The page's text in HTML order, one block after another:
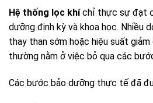
Hệ thống lọc khíchỉ thực sự đạt
dưỡng định kỳ và khoa học. Nhiều
thay than sớm hoặc hiệu suất
thường nằm ở việc bỏ qua các
Các bước bảo dưỡng thực tế đã